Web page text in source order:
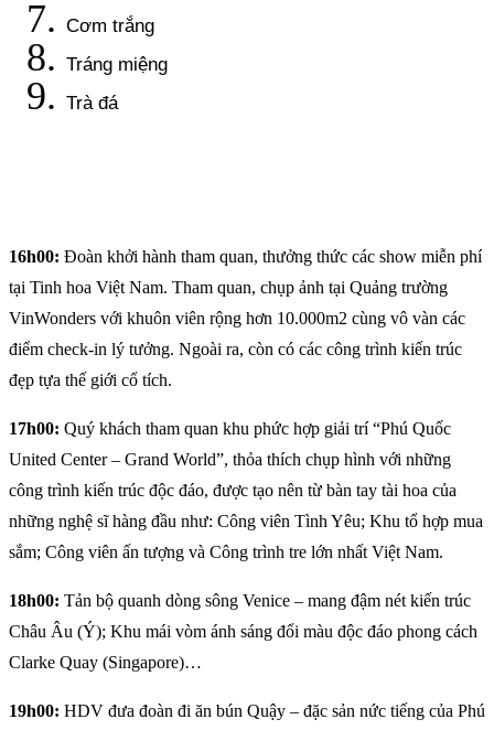
Cơm trắng
Tráng miệng
Trà đá
16h00: Đoàn khởi hành tham quan, thưởng thức các show miễn phí
tại Tinh hoa Việt Nam. Tham quan, chụp ảnh tại Quảng trường
VinWonders với khuôn viên rộng hơn 10.000m2 cùng vô vàn các
điểm check-in lý tưởng. Ngoài ra, còn có các công trình kiến trúc
đẹp tựa thế giới cổ tích.
17h00: Quý khách tham quan khu phức hợp giải trí “Phú Quốc
United Center – Grand World”, thỏa thích chụp hình với những
công trình kiến trúc độc đáo, được tạo nên từ bàn tay tài hoa của
những nghệ sĩ hàng đầu như: Công viên Tình Yêu; Khu tổ hợp mua
sắm; Công viên ấn tượng và Công trình tre lớn nhất Việt Nam.
18h00: Tản bộ quanh dòng sông Venice – mang đậm nét kiến trúc
Châu Âu (Ý); Khu mái vòm ánh sáng đổi màu độc đáo phong cách
Clarke Quay (Singapore)…
19h00: HDV đưa đoàn đi ăn bún Quậy – đặc sản nức tiếng của Phú